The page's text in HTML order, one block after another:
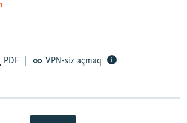
PDF VPN-siz açmaq